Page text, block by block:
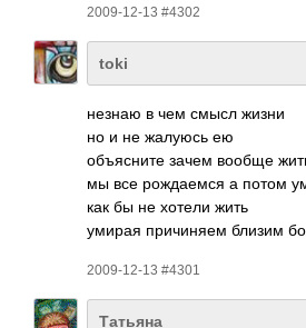
2009-12-13 #4302
toki
незнаю в чем смысл жизни
но и не жалуюсь ею
объя­сните зачем вообще
мы все рожд­аемся а потом
как бы не хотели жить
умирая прич­иняем близим
2009-12-13 #4301
Татьяна